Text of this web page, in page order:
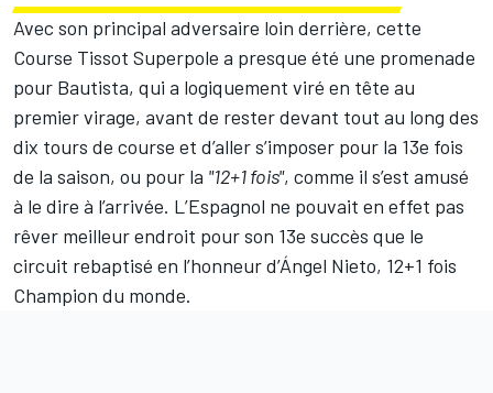
Avec son principal adversaire loin derrière, cette
Course Tissot Superpole a presque été une promenade
pour Bautista, qui a logiquement viré en tête au
premier virage, avant de rester devant tout au long des
dix tours de course et d’aller s’imposer pour la 13e fois
de la saison, ou pour la "12+1 fois", comme il s’est amusé
à le dire à l’arrivée. L’Espagnol ne pouvait en effet pas
rêver meilleur endroit pour son 13e succès que le
circuit rebaptisé en l’honneur d’Ángel Nieto, 12+1 fois
Champion du monde.